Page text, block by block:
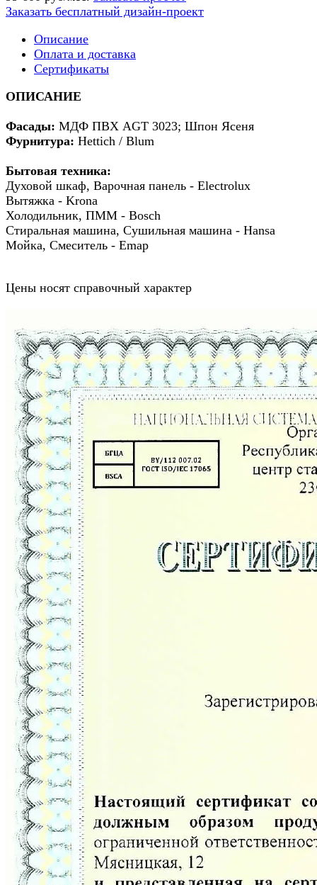
Заказать бесплатный дизайн-проект
Описание
Оплата и доставка
Сертификаты
ОПИСАНИЕ
Фасады: МДФ ПВХ AGT 3023; Шпон Ясеня
Фурнитура: Hettich / Blum
Бытовая техника:
Духовой шкаф, Варочная панель - Electrolux
Вытяжка - Krona
Холодильник, ПММ - Bosch
Стиральная машина, Сушильная машина - Hansa
Мойка, Смеситель - Emap
Цены носят справочный характер